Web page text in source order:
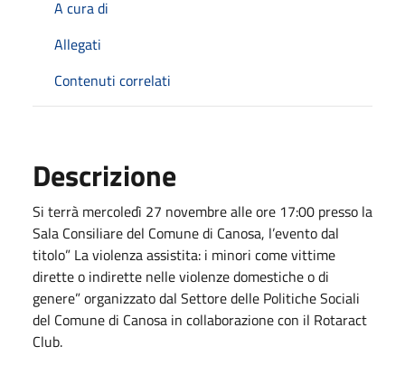
A cura di
Allegati
Contenuti correlati
Descrizione
Si terrà mercoledì 27 novembre alle ore 17:00 presso la
Sala Consiliare del Comune di Canosa, l’evento dal
titolo” La violenza assistita: i minori come vittime
dirette o indirette nelle violenze domestiche o di
genere”organizzato dal Settore delle Politiche Sociali
del Comune di Canosa in collaborazione con il Rotaract
Club.